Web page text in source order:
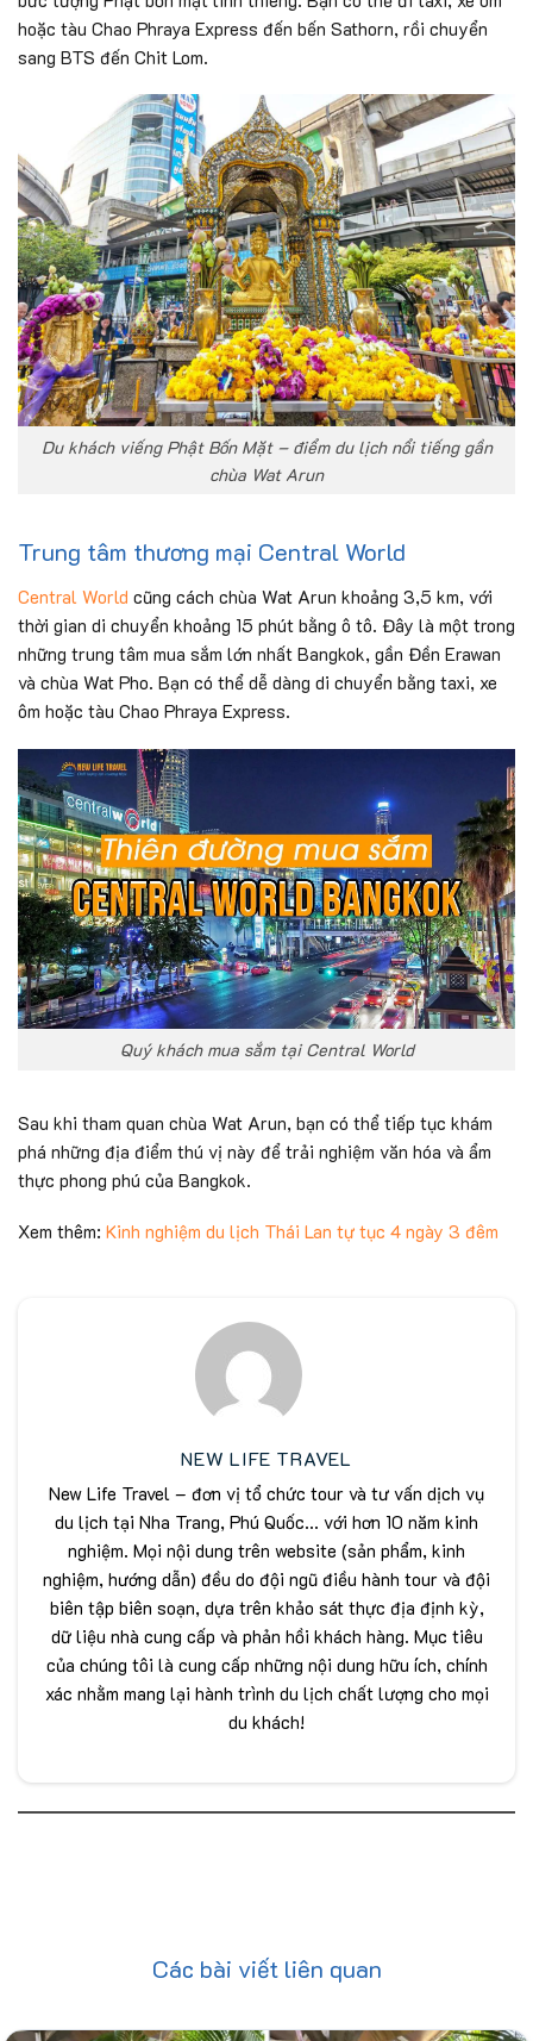
hoặc tàu Chao Phraya Express đến bến Sathorn, rồi chuyển
sang BTS đến Chit Lom.
Du khách viếng Phật Bốn Mặt – điểm du lịch nổi tiếng gần
chùa Wat Arun
Trung tâm thương mại Central World
Central World cũng cách chùa Wat Arun khoảng 3,5 km, với
thời gian di chuyển khoảng 15 phút bằng ô tô. Đây là một trong
những trung tâm mua sắm lớn nhất Bangkok, gần Đền Erawan
và chùa Wat Pho. Bạn có thể dễ dàng di chuyển bằng taxi, xe
ôm hoặc tàu Chao Phraya Express.
Quý khách mua sắm tại Central World
Sau khi tham quan chùa Wat Arun, bạn có thể tiếp tục khám
phá những địa điểm thú vị này để trải nghiệm văn hóa và ẩm
thực phong phú của Bangkok.
Xem thêm: Kinh nghiệm du lịch Thái Lan tự tục 4 ngày 3 đêm
NEW LIFE TRAVEL
New Life Travel – đơn vị tổ chức tour và tư vấn dịch vụ
du lịch tại Nha Trang, Phú Quốc... với hơn 10 năm kinh
nghiệm. Mọi nội dung trên website (sản phẩm, kinh
nghiệm, hướng dẫn) đều do đội ngũ điều hành tour và đội
biên tập biên soạn, dựa trên khảo sát thực địa định kỳ,
dữ liệu nhà cung cấp và phản hồi khách hàng. Mục tiêu
của chúng tôi là cung cấp những nội dung hữu ích, chính
xác nhằm mang lại hành trình du lịch chất lượng cho mọi
du khách!
Các bài viết liên quan